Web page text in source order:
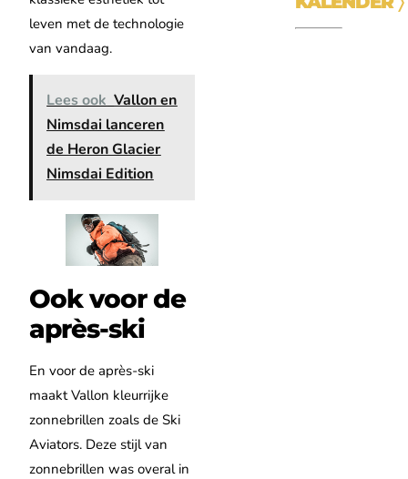
leven met de technologie
van vandaag.
Lees ook Vallon en
Nimsdai lanceren
de Heron Glacier
Nimsdai Edition
Ook voor de
après-ski
En voor de après-ski
maakt Vallon kleurrijke
zonnebrillen zoals de Ski
Aviators. Deze stijl van
zonnebrillen was overal in